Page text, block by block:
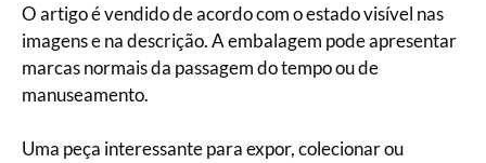
O artigo é vendido de acordo com o estado visível nas
imagens e na descrição. A embalagem pode apresentar
marcas normais da passagem do tempo ou de
manuseamento.
Uma peça interessante para expor, colecionar ou